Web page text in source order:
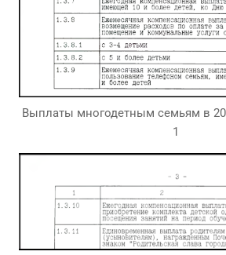
Выплаты многодетным семьям в
1